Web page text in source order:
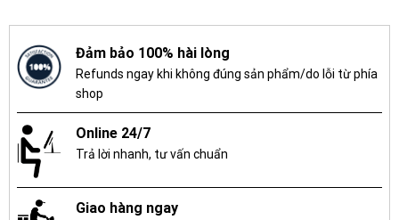
Đảm bảo 100% hài lòng
Refunds ngay khi không đúng sản phẩm/do lỗi từ phía
shop
Online 24/7
Trả lời nhanh, tư vấn chuẩn
Giao hàng ngay